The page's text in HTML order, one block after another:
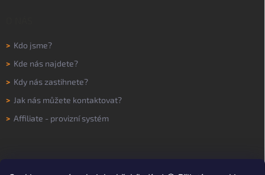
> Kdo jsme?
> Kde nás najdete?
> Kdy nás zastihnete?
> Jak nás můžete kontaktovat?
> Affiliate - provizní systém